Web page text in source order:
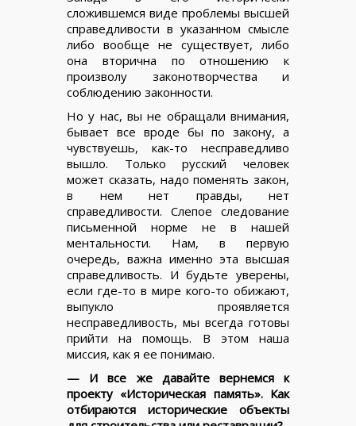
сложившемся виде проблемы высшей
справедливости в указанном смысле
либо вообще не существует, либо
она вторична по отношению к
произволу законотворчества и
соблюдению законности.
Но у нас, вы не обращали внимания,
бывает все вроде бы по закону, а
чувствуешь, как-то несправедливо
вышло. Только русский человек
может сказать, надо поменять закон,
в нем нет правды, нет
справедливости. Слепое следование
письменной норме не в нашей
ментальности. Нам, в первую
очередь, важна именно эта высшая
справедливость. И будьте уверены,
если где-то в мире кого-то обижают,
выпукло проявляется
несправедливость, мы всегда готовы
прийти на помощь. В этом наша
миссия, как я ее понимаю.
— И все же давайте вернемся к
проекту «Историческая память». Как
отбираются исторические объекты